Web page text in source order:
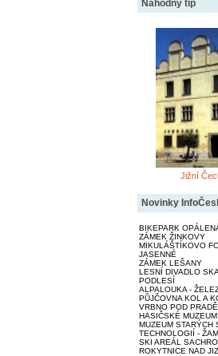
Náhodný tip
Jižní
Novinky
BIKEPARK
ZÁMEK ŽINKOVY
MIKULÁŠTÍKOVO
JASENNÉ
ZÁMEK LEŠANY
LESNÍ DIVADLO
PODLESÍ
ALPALOUKA -
PŮJČOVNA KOL A
VRBNO POD
HASIČSKÉ
MUZEUM STARÝCH
TECHNOLOGIÍ -
SKI AREÁL
ROKYTNICE NAD